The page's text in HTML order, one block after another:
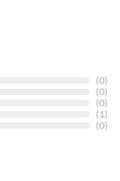
(0)
(0)
(0)
(1)
(0)